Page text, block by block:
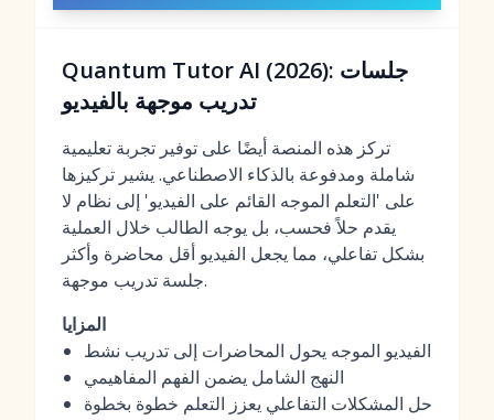
Quantum Tutor AI (2026): جلسات
تدريب موجهة بالفيديو
تركز هذه المنصة أيضًا على توفير تجربة تعليمية
شاملة ومدفوعة بالذكاء الاصطناعي. يشير تركيزها
على 'التعلم الموجه القائم على الفيديو' إلى نظام لا
يقدم حلاً فحسب، بل يوجه الطالب خلال العملية
بشكل تفاعلي، مما يجعل الفيديو أقل محاضرة وأكثر
جلسة تدريب موجهة.
المزايا
الفيديو الموجه يحول المحاضرات إلى تدريب نشط
النهج الشامل يضمن الفهم المفاهيمي
حل المشكلات التفاعلي يعزز التعلم خطوة بخطوة